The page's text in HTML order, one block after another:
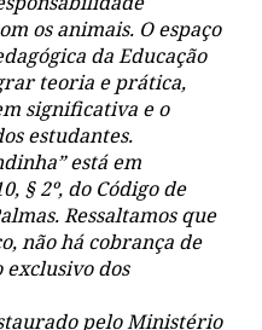
os animais. O espaço
da Educação
teoria e prática,
significativa e o
estudantes.
está em
§ 2º, do Código de
Ressaltamos que
não há cobrança de
exclusivo dos
pelo Ministério